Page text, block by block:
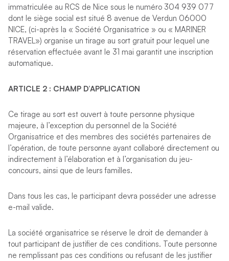
immatriculée au RCS de Nice sous le numéro 304 939 077
dont le siège social est situé 8 avenue de Verdun 06000
NICE, (ci-après la « Société Organisatrice » ou « MARINER
TRAVEL») organise un tirage au sort gratuit pour lequel une
réservation effectuée avant le 31 mai garantit une inscription
automatique.
ARTICLE 2 : CHAMP D’APPLICATION
Ce tirage au sort est ouvert à toute personne physique
majeure, à l’exception du personnel de la Société
Organisatrice et des membres des sociétés partenaires de
l’opération, de toute personne ayant collaboré directement ou
indirectement à l’élaboration et à l’organisation du jeu-
concours, ainsi que de leurs familles.
Dans tous les cas, le participant devra posséder une adresse
e-mail valide.
La société organisatrice se réserve le droit de demander à
tout participant de justifier de ces conditions. Toute personne
ne remplissant pas ces conditions ou refusant de les justifier